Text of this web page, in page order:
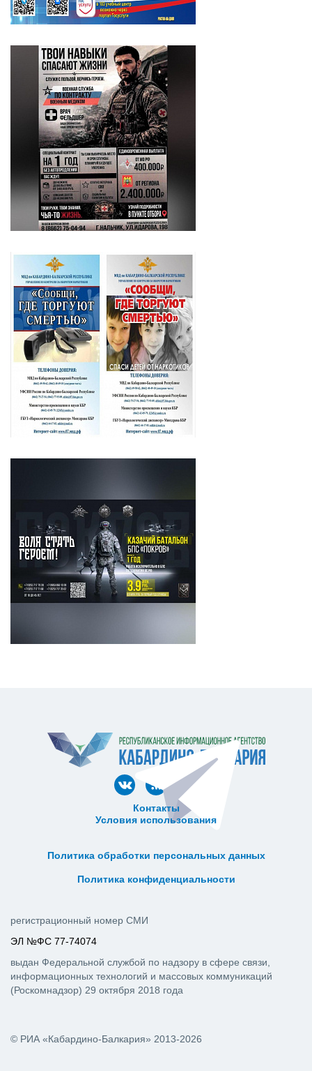
Контакты
Условия использования
Политика обработки персональных данных
Политика конфиденциальности
© РИА «Кабардино-Балкария» 2013-2026
регистрационный номер СМИ
ЭЛ №ФС 77-74074
выдан Федеральной службой по надзору в сфере связи,
информационных технологий и массовых коммуникаций
(Роскомнадзор) 29 октября 2018 года